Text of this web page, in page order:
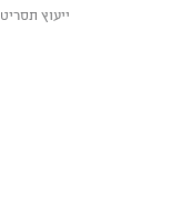
ייעוץ תסריט